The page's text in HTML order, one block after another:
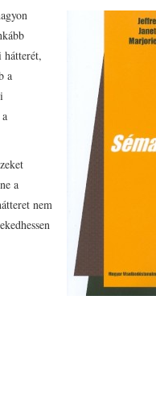
hátterét,
a
a
nem